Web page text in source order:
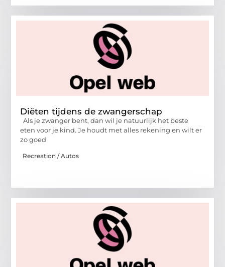
Diëten tijdens de zwangerschap
Als je zwanger bent, dan wil je natuurlijk het beste
eten voor je kind. Je houdt met alles rekening en wilt er
zo goed
Recreation / Autos